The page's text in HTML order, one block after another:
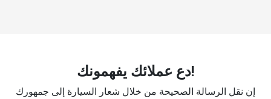
دع عملائك يفهمونك!
إن نقل الرسالة الصحيحة من خلال شعار السيارة إلى جمهورك